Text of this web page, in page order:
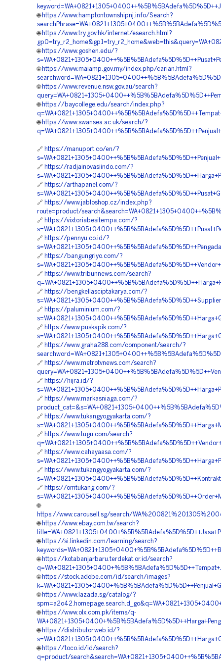
🌐 https://www.hamptontownshipnj.info/Search?
🌐 https://www.try.gov.hk/internet/esearch.html?
🌐 https://www.goshen.edu/?
🌐 https://www.maiamp.gov.my/index.php/carian.html?
🌐 https://www.revenue.nsw.gov.au/search?
🌐 https://baycollege.edu/search/index.php?
🌐 https://www.swansea.ac.uk/search/?
🔗 https://manuport.co/en/?
🔗 https://radjainovasiindo.com/?
🔗 https://arthapanel.com/?
🔗 https://www.jabloshop.cz/index.php?
route=product/
🔗 https://vixtoriabesitempa.com/?
🔗 https://pennyu.co.id/?
🔗 https://bangungriyo.com/?
🔗 https://www.tribunnews.com/search?
🔗 https://bengkellasciptakarya.com/?
🔗 https://paluminium.com/?
🔗 https://www.puskapik.com/?
🔗 https://www.graha288.com/component/search/?
🔗 https://www.metrotvnews.com/search?
🔗 https://hijra.id/?
🔗 https://www.markasniaga.com/?
🔗 https://www.tukangyogyakarta.com/?
🔗 https://www.tugu.com/search?
🔗 https://www.cahayaasa.com/?
🔗 https://www.tukangyogyakarta.com/?
🔗 https://omtukang.com/?
🌐
https://www.carousell.sg/search/
🌐 https://www.ebay.com.tw/search?
🌐 https://si.linkedin.com/learning/search?
🌐 https://kotabanjarbaru.terdekat.or.id/search?
🌐 https://stock.adobe.com/id/search/images?
🌐 https://www.lazada.sg/catalog/?
🌐 https://www.olx.com.pk/items/q-
🌐 https://distributor.web.id/?
🌐 https://toco.id/id/search?
q=product/